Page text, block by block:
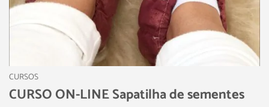
CURSOS
CURSO ON-LINE Sapatilha de sementes